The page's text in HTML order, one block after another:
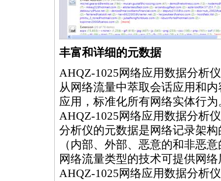
丰富和详细的元数据
AHQZ-1025网络应用数据分析
从网络流量中萃取会话应用和
应用，标准化所有网络实体行
AHQZ-1025网络应用数据分析
分析仪的元数据是网络记录架
（内部、外部、恶意的和非恶
网络流量类型的技术可提供网
AHQZ-1025网络应用数据分析